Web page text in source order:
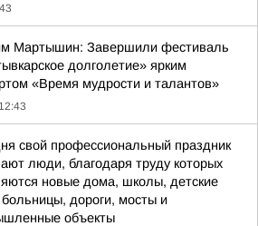
Мартышин: Завершили фестиваль
долголетие» ярким
«Время мудрости и талантов»
12:43
свой профессиональный праздник
люди, благодаря труду которых
новые дома, школы, детские
дороги, мосты и
объекты